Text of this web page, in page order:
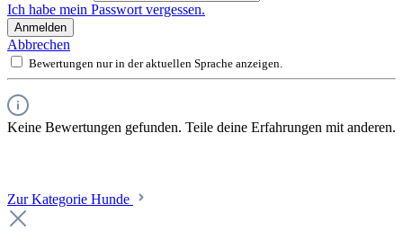
Ich habe mein Passwort vergessen.
Anmelden
Abbrechen
Bewertungen nur in der aktuellen Sprache anzeigen.
Keine Bewertungen gefunden. Teile deine Erfahrungen mit anderen.
Zur Kategorie Hunde